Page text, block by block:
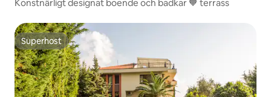
Konstnärligt designat boende och badkar 🧡 terrass
Superhost
Superhost